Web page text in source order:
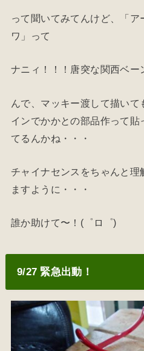
って聞いてみてんけど、「
ワ」って
ナニィ！！！唐突な関西ベー
んで、マッキー渡して描い
インでかかとの部品作って
てるんかね・・・
チャイナセンスをちゃんと
ますように・・・
誰か助けて〜！(゜ロ゜)
9/27 緊急出動！